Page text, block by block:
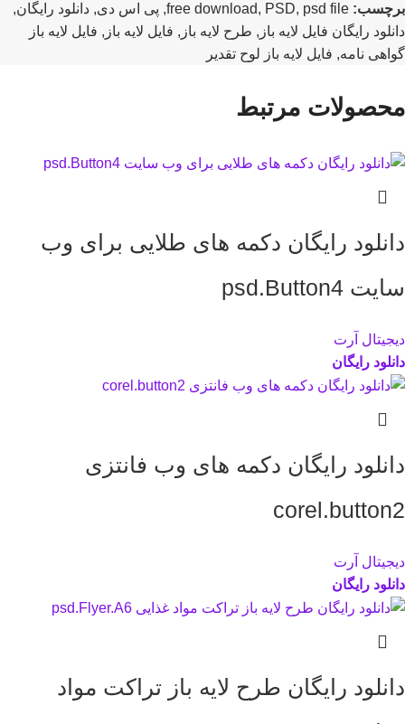
برچسب:
free download, PSD, psd file
, پی اس دی, دانلود رایگان,
دانلود رایگان فایل لایه باز , طرح لایه باز , فایل لایه باز , فایل لایه باز
گواهی نامه, فایل لایه باز لوح تقدیر
محصولات مرتبط
دانلود رایگان دکمه های طلایی برای وب
سایت psd.Button4
دیجیتال آرت
دانلود رایگان
دانلود رایگان دکمه های وب فانتزی
corel.button2
دیجیتال آرت
دانلود رایگان
دانلود رایگان طرح لايه باز تراکت مواد